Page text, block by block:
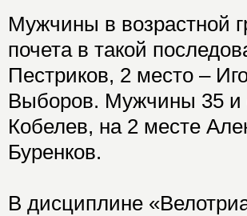
Мужчины в возрастной
почета в такой
Пестриков, 2 место –
Выборов. Мужчины 35 и
Кобелев, на 2 месте
Буренков.
В дисциплине